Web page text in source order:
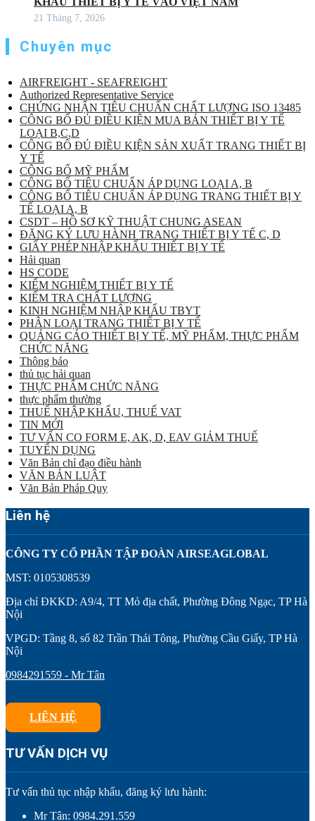
21 Tháng 7, 2026
Chuyên mục
AIRFREIGHT - SEAFREIGHT
Authorized Representative Service
CHỨNG NHẬN TIÊU CHUẨN CHẤT LƯỢNG ISO 13485
CÔNG BỐ ĐỦ ĐIỀU KIỆN MUA BÁN THIẾT BỊ Y TẾ
LOẠI B,C,D
CÔNG BỐ ĐỦ ĐIỀU KIỆN SẢN XUẤT TRANG THIẾT BỊ
Y TẾ
CÔNG BỐ MỸ PHẨM
CÔNG BỐ TIÊU CHUẨN ÁP DỤNG LOẠI A, B
CÔNG BỐ TIÊU CHUẨN ÁP DỤNG TRANG THIẾT BỊ Y
TẾ LOẠI A, B
CSDT – HỒ SƠ KỸ THUẬT CHUNG ASEAN
ĐĂNG KÝ LƯU HÀNH TRANG THIẾT BỊ Y TẾ C, D
GIẤY PHÉP NHẬP KHẨU THIẾT BỊ Y TẾ
Hải quan
HS CODE
KIỂM NGHIỆM THIẾT BỊ Y TẾ
KIỂM TRA CHẤT LƯỢNG
KINH NGHIỆM NHẬP KHẨU TBYT
PHÂN LOẠI TRANG THIẾT BỊ Y TẾ
QUẢNG CÁO THIẾT BỊ Y TẾ, MỸ PHẨM, THỰC PHẨM
CHỨC NĂNG
Thông báo
thủ tục hải quan
THỰC PHẨM CHỨC NĂNG
thực phẩm thường
THUẾ NHẬP KHẨU, THUẾ VAT
TIN MỚI
TƯ VẤN CO FORM E, AK, D, EAV GIẢM THUẾ
TUYỂN DỤNG
Văn Bản chỉ đạo điều hành
VĂN BẢN LUẬT
Văn Bản Pháp Quy
Liên hệ
CÔNG TY CỔ PHẦN TẬP ĐOÀN AIRSEAGLOBAL
MST: 0105308539
Địa chỉ ĐKKD: A9/4, TT Mỏ địa chất, Phường Đông Ngạc, TP Hà
Nội
VPGD: Tầng 8, số 82 Trần Thái Tông, Phường Cầu Giấy, TP Hà
Nội
0984291559 - Mr Tân
LIÊN HỆ
TƯ VẤN DỊCH VỤ
Tư vấn thủ tục nhập khẩu, đăng ký lưu hành:
Mr Tân: 0984.291.559